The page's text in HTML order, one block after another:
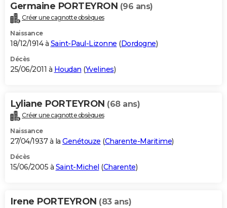
Germaine PORTEYRON (96 ans)
Créer une cagnotte obsèques
Naissance
18/12/1914 à Saint-Paul-Lizonne (Dordogne)
Décès
25/06/2011 à Houdan (Yvelines)
Lyliane PORTEYRON (68 ans)
Créer une cagnotte obsèques
Naissance
27/04/1937 à la Genétouze (Charente-Maritime)
Décès
15/06/2005 à Saint-Michel (Charente)
Irene PORTEYRON (83 ans)